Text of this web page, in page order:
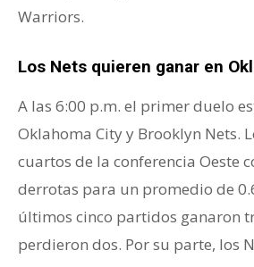
Warriors.
Los Nets quieren ganar en
A las 6:00 p.m. el primer duelo
Oklahoma City y Brooklyn Nets.
cuartos de la conferencia Oeste
derrotas para un promedio de
últimos cinco partidos ganaron
perdieron dos. Por su parte, los